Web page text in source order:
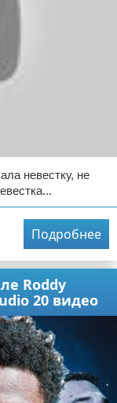
невестку, не
Подробнее
Roddy
20 видео